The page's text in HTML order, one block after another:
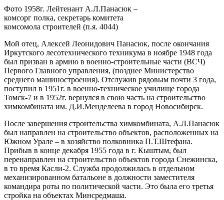
Фото 1958г. Лейтенант А.Л.Панасюк –
комсорг полка, секретарь комитета
комсомола строителей (п.я. 4044)
Мой отец, Алексей Леонидович Панасюк, после окончания
Иркутского лесотехнического техникума в ноябре 1948 года
был призван в армию в военно-строительные части (ВСЧ)
Первого Главного управления, (позднее Министерство
среднего машиностроения). Отслужив рядовым почти 3 года,
поступил в 1951г. в военно-техническое училище города
Томск-7 и в 1952г. вернулся в свою часть на строительство
химкомбината им. Д.И.Менделеева в город Новосибирск.
После завершения строительства химкомбината, А.Л.Панасюк
был направлен на строительство объектов, расположенных на
Южном Урале – в хозяйство полковника П.Т.Штефана.
Прибыв в конце декабря 1955 года в г. Кыштым, был
перенаправлен на строительство объектов города Снежинска,
в то время Касли-2. Служба продолжилась в отдельном
механизированном батальоне в должности заместителя
командира роты по политической части. Это была его третья
стройка на объектах Минсредмаша.